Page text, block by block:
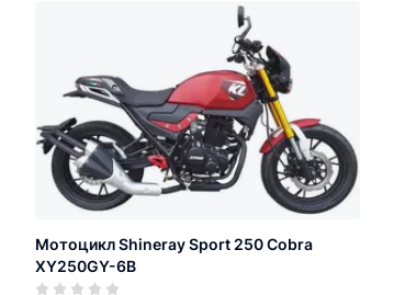
Мотоцикл Shineray Sport 250 Cobra
XY250GY-6B